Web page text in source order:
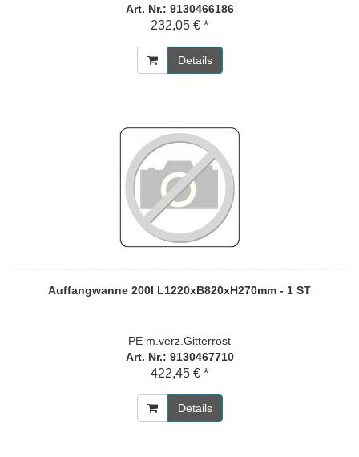
Art. Nr.: 9130466186
232,05 € *
Details
Auffangwanne 200l L1220xB820xH270mm - 1 ST
PE m.verz.Gitterrost
Art. Nr.: 9130467710
422,45 € *
Details